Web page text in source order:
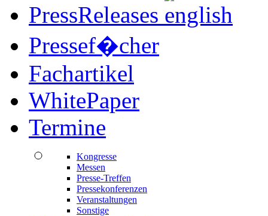
PressReleases
Pressef�cher
Fachartikel
WhitePaper
Termine
Kongresse
Messen
Presse-Treffen
Pressekonferenzen
Veranstaltungen
Sonstige